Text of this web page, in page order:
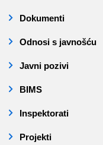
Dokumenti
Odnosi s javnošću
Javni pozivi
BIMS
Inspektorati
Projekti